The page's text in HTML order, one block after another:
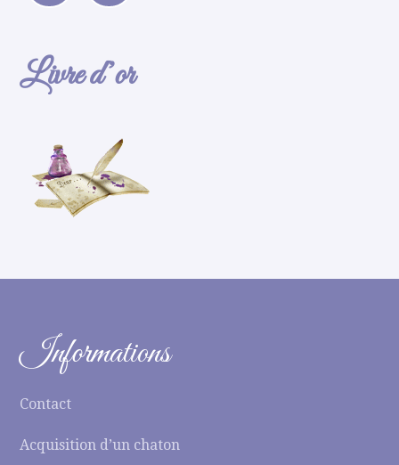
Livre d’or
Informations
Contact
Acquisition d’un chaton